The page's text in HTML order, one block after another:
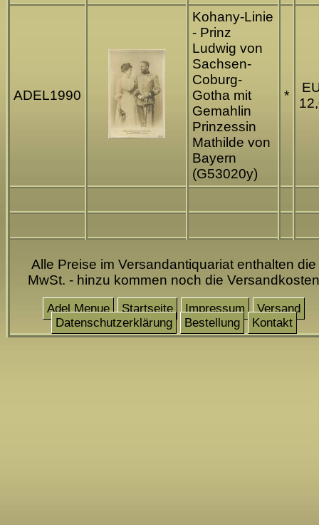
ADEL1990
Kohany-Linie
- Prinz
Ludwig von
Sachsen-
Coburg-
Gotha mit
Gemahlin
Prinzessin
Mathilde von
Bayern
(G53020y)
*
Alle Preise im Versandantiquariat enthalten die
MwSt. - hinzu kommen noch die Versandkosten
Adel Menue Startseite Impressum
Versand
Datenschutzerklärung
Bestellung Kontakt